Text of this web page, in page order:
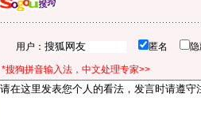
用户： 匿名
*搜狗拼音输入法，中文处理专家>>